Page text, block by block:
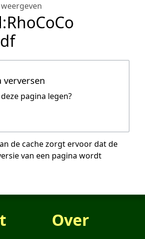
verversen
pagina legen?
de cache zorgt ervoor dat de
van een pagina wordt
Over